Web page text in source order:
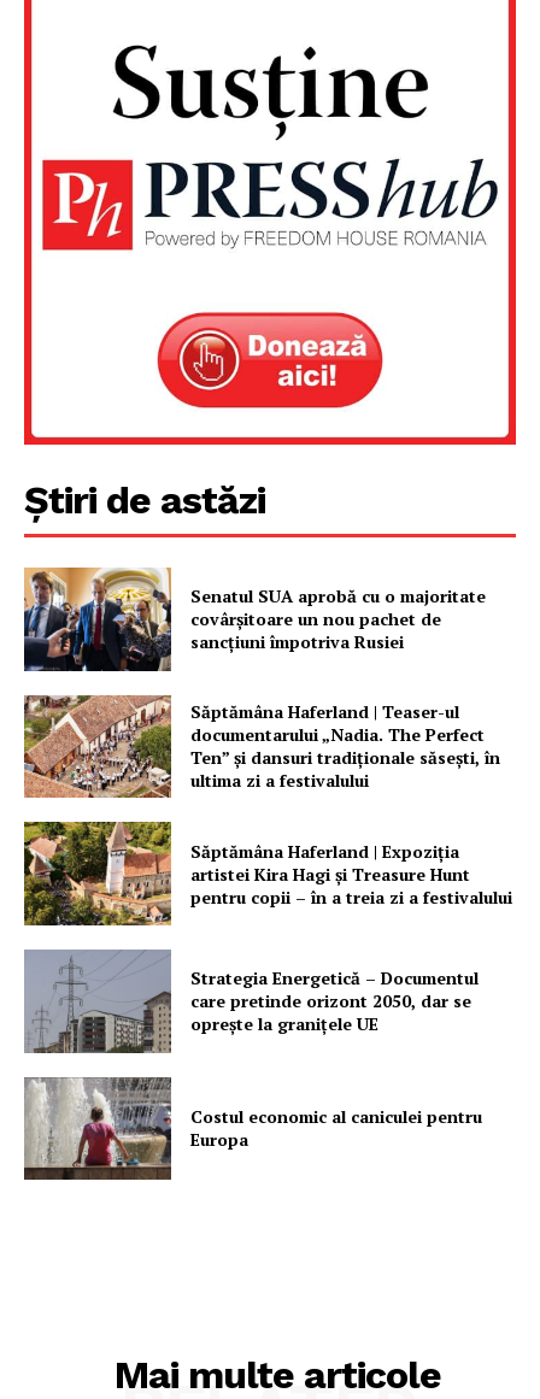
Știri de astăzi
Senatul SUA aprobă cu o majoritate
covârșitoare un nou pachet de
sancțiuni împotriva Rusiei
Săptămâna Haferland | Teaser-ul
documentarului „Nadia. The Perfect
Ten” şi dansuri tradiţionale săseşti, în
ultima zi a festivalului
Săptămâna Haferland | Expoziţia
artistei Kira Hagi şi Treasure Hunt
pentru copii – în a treia zi a festivalului
Strategia Energetică – Documentul
care pretinde orizont 2050, dar se
oprește la granițele UE
Costul economic al caniculei pentru
Europa
Mai multe articole